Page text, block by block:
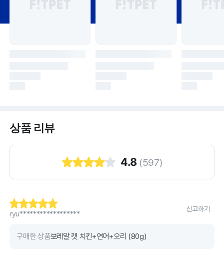
상품 리뷰
4.8 (597)
ryu******************
신고하기
구매한 상품보레알 캣 치킨+연어+오리 (80g)